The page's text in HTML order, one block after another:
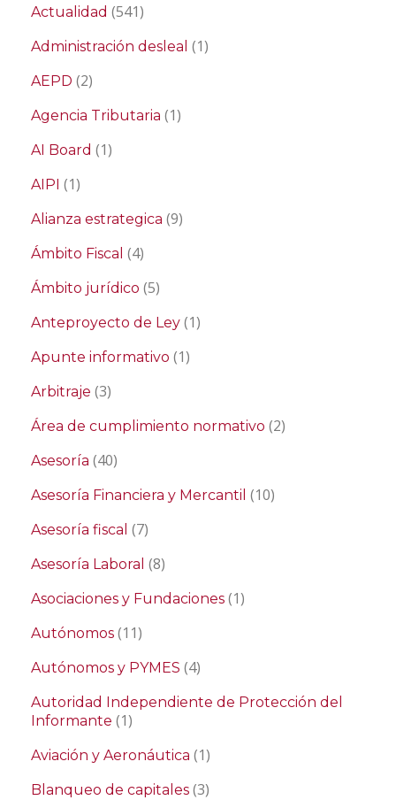
Actualidad (541)
Administración desleal (1)
AEPD (2)
Agencia Tributaria (1)
AI Board (1)
AIPI (1)
Alianza estrategica (9)
Ámbito Fiscal (4)
Ámbito jurídico (5)
Anteproyecto de Ley (1)
Apunte informativo (1)
Arbitraje (3)
Área de cumplimiento normativo (2)
Asesoría (40)
Asesoría Financiera y Mercantil (10)
Asesoría fiscal (7)
Asesoría Laboral (8)
Asociaciones y Fundaciones (1)
Autónomos (11)
Autónomos y PYMES (4)
Autoridad Independiente de Protección del
Informante (1)
Aviación y Aeronáutica (1)
Blanqueo de capitales (3)